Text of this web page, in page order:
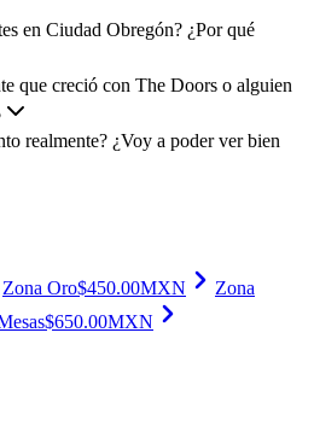
en Ciudad Obregón? ¿Por qué
que creció con The Doors o alguien
realmente? ¿Voy a poder ver bien
Zona Oro$450.00MXN
Zona
$650.00MXN